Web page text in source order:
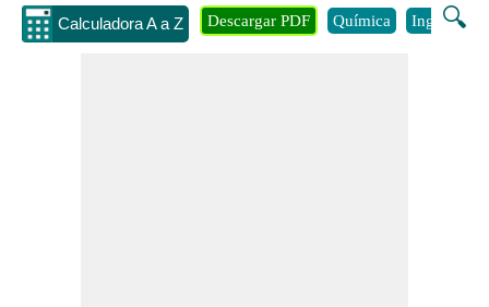
Calculadora A a Z 🔍
Descargar PDF Química Ingenieria